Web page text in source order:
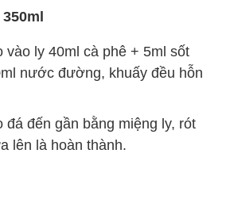
vào ly 40ml cà phê + 5ml sốt
nước đường, khuấy đều hỗn
đá đến gần bằng miệng ly, rót
lên là hoàn thành.